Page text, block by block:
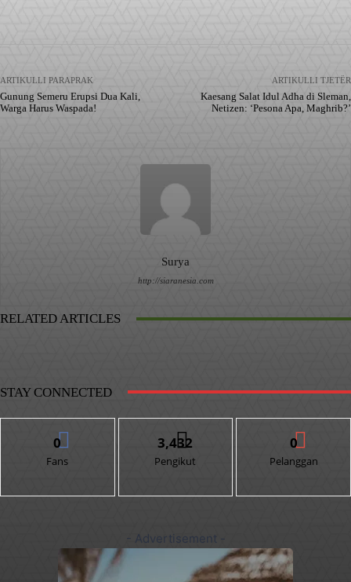
ARTIKULLI PARAPRAK
Gunung Semeru Erupsi Dua Kali,
Warga Harus Waspada!
ARTIKULLI TJETËR
Kaesang Salat Idul Adha di Sleman,
Netizen: ‘Pesona Apa, Maghrib?’
Surya
http://siaranesia.com
RELATED ARTICLES
STAY CONNECTED
0
Fans
3,432
Pengikut
0
Pelanggan
- Advertisement -